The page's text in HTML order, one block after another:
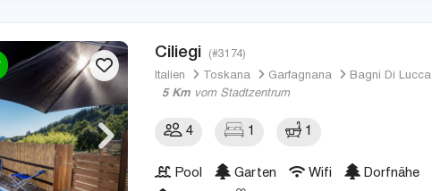
Ciliegi (#3174)
Italien Toskana Garfagnana
Bagni Di Lucca
5 Km vom Stadtzentrum
4 1 1
Pool Garten Wifi
Dorfnähe